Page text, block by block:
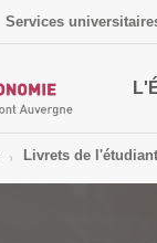
Services
Livrets de l'étudiant